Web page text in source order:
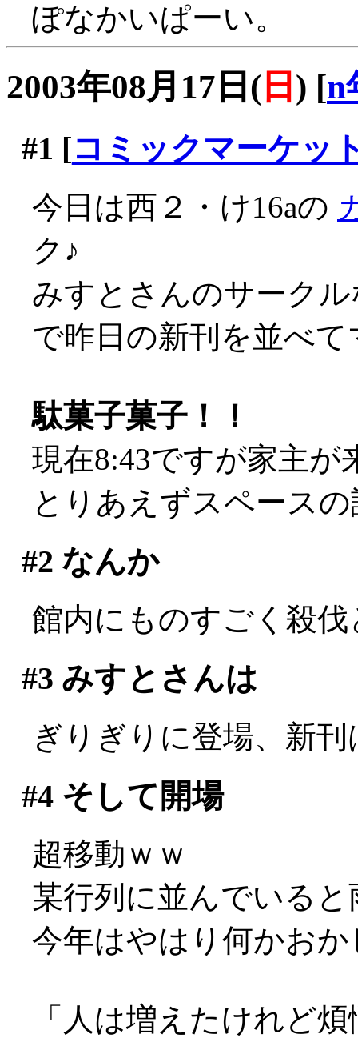
ぽなかいぱーい。
2003年08月17日( 日 ) [n
#1 [コミックマーケッ
今日は西２・け16aの
ク♪
みすとさんのサーク
で昨日の新刊を並べ
駄菓子菓子！！
現在8:43ですが家主が
とりあえずスペース
#2 なんか
館内にものすごく殺
#3 みすとさんは
ぎりぎりに登場、新
#4そして開場
超移動ｗｗ
某行列に並んでいる
今年はやはり何かお
「人は増えたけれど